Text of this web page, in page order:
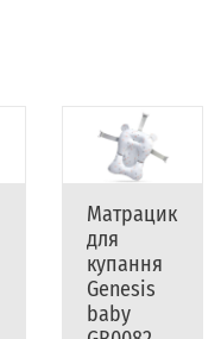
Матрацик
для
купання
Genesis
baby